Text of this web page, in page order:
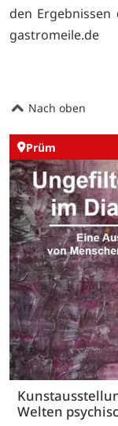
den
gastromeile.de
Nach oben
Prüm
Welten